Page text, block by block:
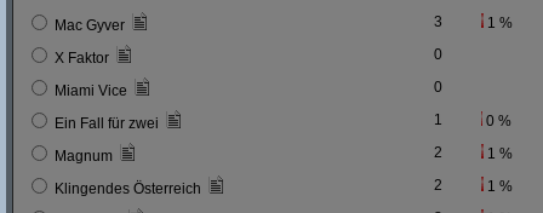
Mac Gyver 3 1 %
X Faktor 0
Miami Vice 0
Ein Fall für zwei 1 0 %
Magnum 2 1 %
Klingendes Österreich 2 1 %